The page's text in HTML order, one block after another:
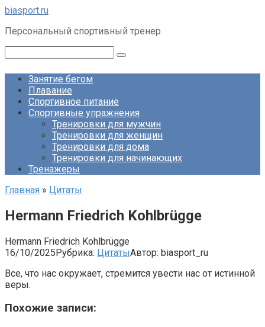
Перейти
контенту
biasport.ru
Персональный спортивный тренер
Занятие бегом
Плавание
Спортивное питание
Спортивные упражнения
Тренировки для мужчин
Тренировки для женщин
Тренировки для дома
Тренировки для начинающих
Тренажеры
Главная » Цитаты
Hermann Friedrich Kohlbrügge
Hermann Friedrich Kohlbrügge
16/10/2025Рубрика: ЦитатыАвтор: biasport_ru
Все, что нас окружает, стремится увести нас от истинной
веры.
Похожие записи: